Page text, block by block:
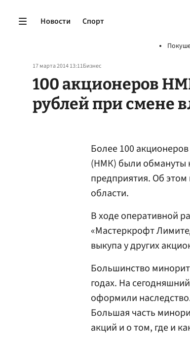
Новости Спорт
17 марта 2014 13:11Бизнес
100 акционеров
рублей при смене
Более 100 акционеров
(НМК) были обмануты
предприятия. Об этом
области.
В ходе оперативной
«Мастеркрофт
выкупа у других
Большинство
годах. На
оформили
Большая часть
акций и о том, где и